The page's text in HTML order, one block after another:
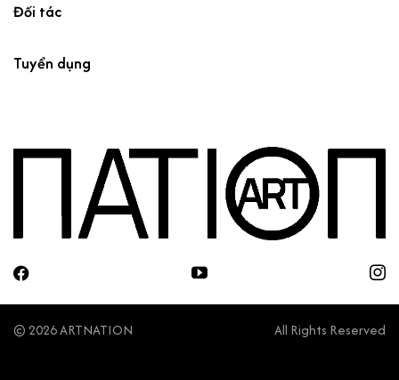
Đối tác
Tuyển dụng
© 2026 ARTNATION All Rights Reserved